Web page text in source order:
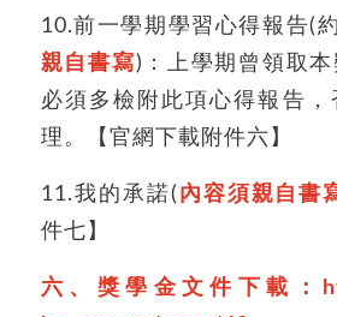
10.前一學期學習心得報告(
親自書寫)：上學期曾領取本
必須多檢附此項心得報告，
理。【官網下載附件六】
11.我的承諾( 內容須親自書
件七】
六、獎學金文件下載：